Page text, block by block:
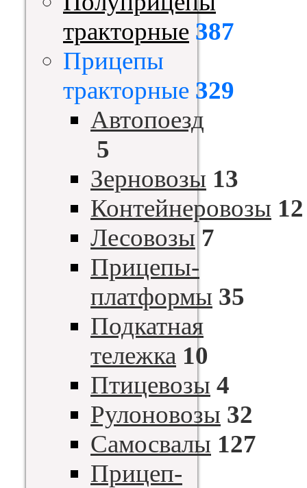
тракторные 387
Прицепы
тракторные 329
Автопоезд
5
Зерновозы 13
Контейнеровозы 12
Лесовозы 7
Прицепы-
платформы 35
Подкатная
тележка 10
Птицевозы 4
Рулоновозы 32
Самосвалы 127
Прицеп-